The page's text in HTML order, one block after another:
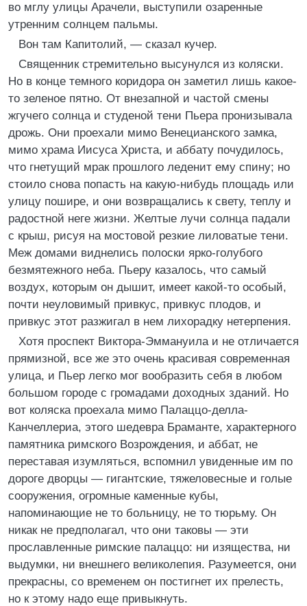
во мглу улицы Арачели, выступили озаренные
утренним солнцем пальмы.
Вон там Капитолий, — сказал кучер.
Священник стремительно высунулся из коляски.
Но в конце темного коридора он заметил лишь какое-
то зеленое пятно. От внезапной и частой смены
жгучего солнца и студеной тени Пьера пронизывала
дрожь. Они проехали мимо Венецианского замка,
мимо храма Иисуса Христа, и аббату почудилось,
что гнетущий мрак прошлого леденит ему спину; но
стоило снова попасть на какую-нибудь площадь или
улицу пошире, и они возвращались к свету, теплу и
радостной неге жизни. Желтые лучи солнца падали
с крыш, рисуя на мостовой резкие лиловатые тени.
Меж домами виднелись полоски ярко-голубого
безмятежного неба. Пьеру казалось, что самый
воздух, которым он дышит, имеет какой-то особый,
почти неуловимый привкус, привкус плодов, и
привкус этот разжигал в нем лихорадку нетерпения.
Хотя проспект Виктора-Эммануила и не отличается
прямизной, все же это очень красивая современная
улица, и Пьер легко мог вообразить себя в любом
большом городе с громадами доходных зданий. Но
вот коляска проехала мимо Палаццо-делла-
Канчеллериа, этого шедевра Браманте, характерного
памятника римского Возрождения, и аббат, не
переставая изумляться, вспомнил увиденные им по
дороге дворцы — гигантские, тяжеловесные и голые
сооружения, огромные каменные кубы,
напоминающие не то больницу, не то тюрьму. Он
никак не предполагал, что они таковы — эти
прославленные римские палаццо: ни изящества, ни
выдумки, ни внешнего великолепия. Разумеется, они
прекрасны, со временем он постигнет их прелесть,
но к этому надо еще привыкнуть.